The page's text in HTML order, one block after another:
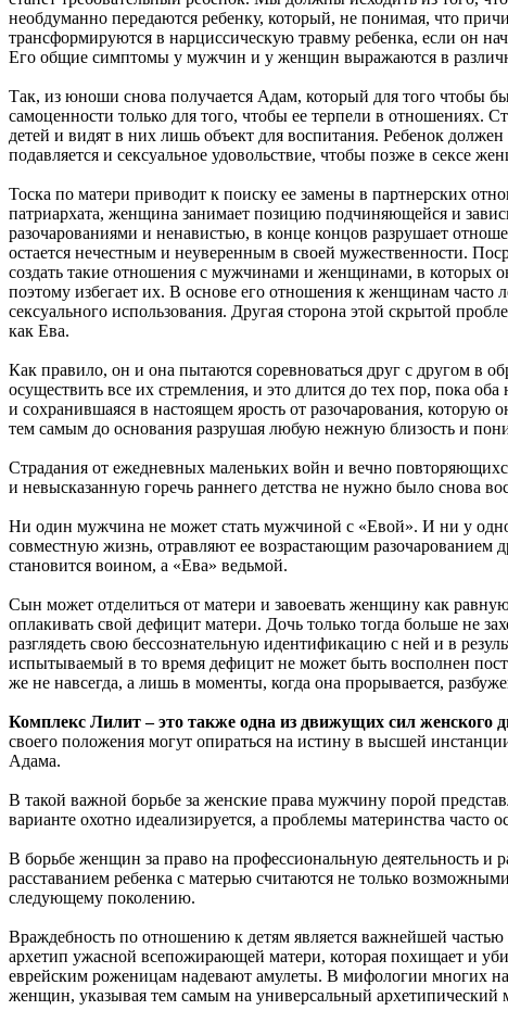
необдуманно передаются ребенку, который, не понимая, что
трансформируются в нарциссическую травму ребенка, если он
Его общие симптомы у мужчин и у женщин выражаются в
Так, из юноши снова получается Адам, который для того чтобы
самоценности только для того, чтобы ее терпели в отношениях.
детей и видят в них лишь объект для воспитания. Ребенок
подавляется и сексуальное удовольствие, чтобы позже в сексе
Тоска по матери приводит к поиску ее замены в партнерских
патриархата, женщина занимает позицию подчиняющейся и
разочарованиями и ненавистью, в конце концов разрушает
остается нечестным и неуверенным в своей мужественности.
создать такие отношения с мужчинами и женщинами, в которых
поэтому избегает их. В основе его отношения к женщинам часто
сексуального использования. Другая сторона этой скрытой
как Ева.
Как правило, он и она пытаются соревноваться друг с другом в
осуществить все их стремления, и это длится до тех пор, пока
и сохранившаяся в настоящем ярость от разочарования, которую
тем самым до основания разрушая любую нежную близость и
Страдания от ежедневных маленьких войн и вечно
и невысказанную горечь раннего детства не нужно было снова
Ни один мужчина не может стать мужчиной с «Евой». И ни у
совместную жизнь, отравляют ее возрастающим разочарованием
становится воином, а «Ева» ведьмой.
Сын может отделиться от матери и завоевать женщину как
оплакивать свой дефицит матери. Дочь только тогда больше не
разглядеть свою бессознательную идентификацию с ней и в
испытываемый в то время дефицит не может быть восполнен
же не навсегда, а лишь в моменты, когда она прорывается,
Комплекс Лилит – это также одна из движущих сил женского
своего положения могут опираться на истину в высшей
Адама.
В такой важной борьбе за женские права мужчину порой
варианте охотно идеализируется, а проблемы материнства часто
В борьбе женщин за право на профессиональную деятельность и
расставанием ребенка с матерью считаются не только
следующему поколению.
Враждебность по отношению к детям является важнейшей
архетип ужасной всепожирающей матери, которая похищает и
еврейским роженицам надевают амулеты. В мифологии многих
женщин, указывая тем самым на универсальный архетипический